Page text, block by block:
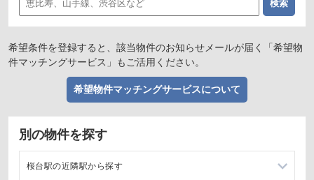
希望条件を登録すると、該当物件のお知らせメールが届く「希望物
件マッチングサービス」もご活用ください。
希望物件マッチングサービスについて
別の物件を探す
桜台駅の近隣駅から探す